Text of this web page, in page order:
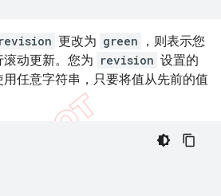
revision 更改为 green
，则表示您
动更新。您为 revision 设置的
任意字符串，只要将值从先前的值